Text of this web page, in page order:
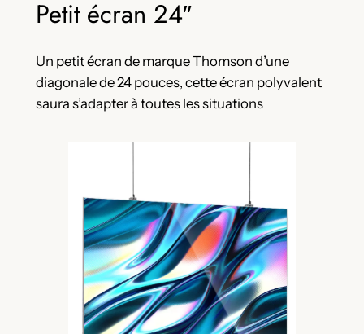
Petit écran 24″
Un petit écran de marque Thomson d’une
diagonale de 24 pouces, cette écran polyvalent
saura s’adapter à toutes les situations